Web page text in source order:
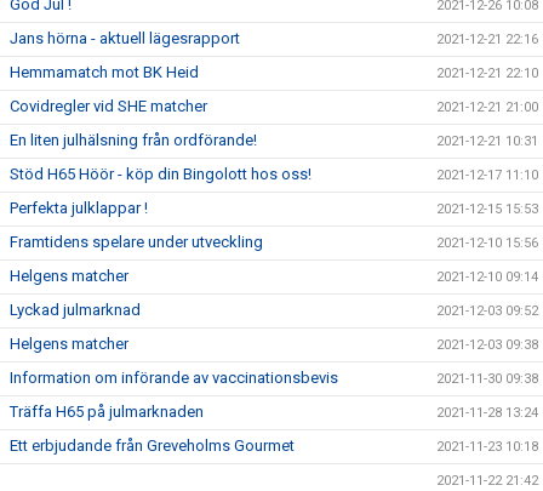
God Jul ! 2021-12-26 10:08
Jans hörna - aktuell lägesrapport 2021-12-21 22:16
Hemmamatch mot BK Heid 2021-12-21 22:10
Covidregler vid SHE matcher 2021-12-21 21:00
En liten julhälsning från ordförande! 2021-12-21 10:31
Stöd H65 Höör - köp din Bingolott hos oss! 2021-12-17 11:10
Perfekta julklappar ! 2021-12-15 15:53
Framtidens spelare under utveckling 2021-12-10 15:56
Helgens matcher 2021-12-10 09:14
Lyckad julmarknad 2021-12-03 09:52
Helgens matcher 2021-12-03 09:38
Information om införande av vaccinationsbevis 2021-11-30 09:38
Träffa H65 på julmarknaden 2021-11-28 13:24
Ett erbjudande från Greveholms Gourmet 2021-11-23 10:18
2021-11-22 21:42